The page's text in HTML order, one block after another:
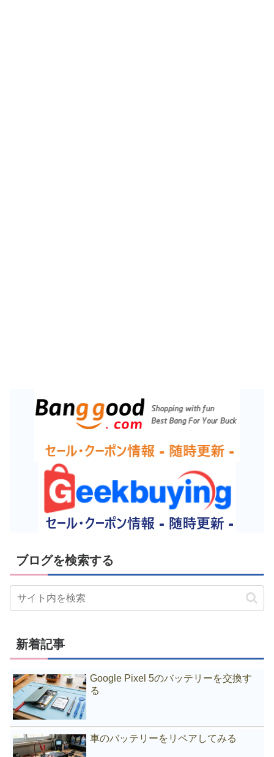
ブログを検索する
新着記事
Google Pixel 5のバッテリーを交換す
る
車のバッテリーをリペアしてみる